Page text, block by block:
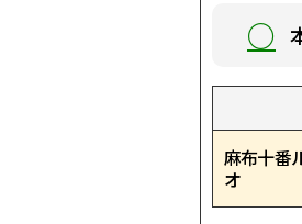
○
麻布十番
オ
○ ○
○ ○
○